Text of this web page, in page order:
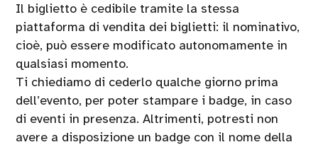
Il biglietto è cedibile tramite la stessa
piattaforma di vendita dei biglietti: il nominativo,
cioè, può essere modificato autonomamente in
qualsiasi momento.
Ti chiediamo di cederlo qualche giorno prima
dell’evento, per poter stampare i badge, in caso
di eventi in presenza. Altrimenti, potresti non
avere a disposizione un badge con il nome della